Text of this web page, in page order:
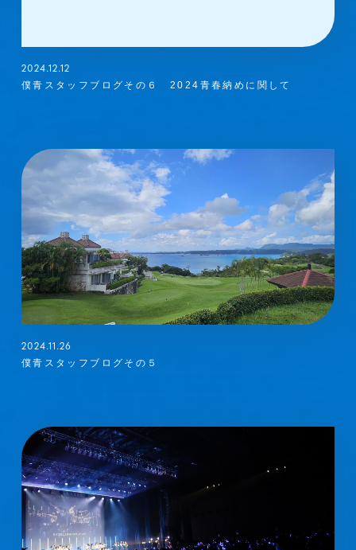
2024.12.12
僕青スタッフブログその６ 2024青春納めに関して
2024.11.26
僕青スタッフブログその５